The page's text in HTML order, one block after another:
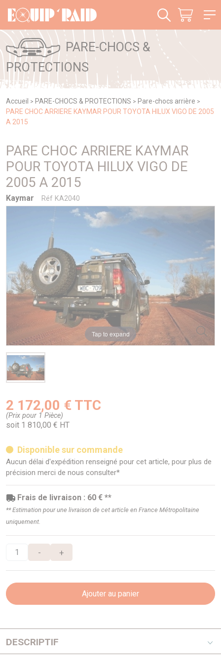
PARE-CHOCS &
PROTECTIONS
Accueil > PARE-CHOCS & PROTECTIONS > Pare-chocs arrière >
PARE CHOC ARRIERE KAYMAR POUR TOYOTA HILUX VIGO DE 2005
A 2015
PARE CHOC ARRIERE KAYMAR
POUR TOYOTA HILUX VIGO DE
2005 A 2015
Kaymar Réf KA2040
Tap to expand
2 172,00 € TTC
(Prix pour 1 Pièce)
soit 1 810,00 € HT
Disponible sur commande
Aucun délai d'expédition renseigné pour cet article, pour plus de
précision merci de nous consulter*
Frais de livraison : 60 € **
** Estimation pour une livraison de cet article en France Métropolitaine
uniquement.
- +
Ajouter au panier
DESCRIPTIF
Panneau de gestion des cookies